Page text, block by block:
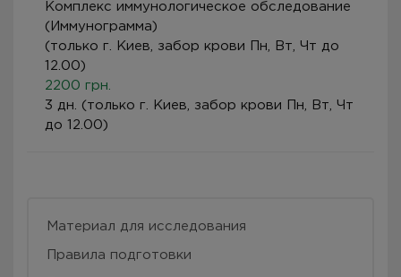
Комплекс иммунологическое обследование
(Иммунограмма)
(только г. Киев, забор крови Пн, Вт, Чт до
12.00)
2200 грн.
3 дн. (только г. Киев, забор крови Пн, Вт, Чт
до 12.00)
Материал для исследования
Правила подготовки